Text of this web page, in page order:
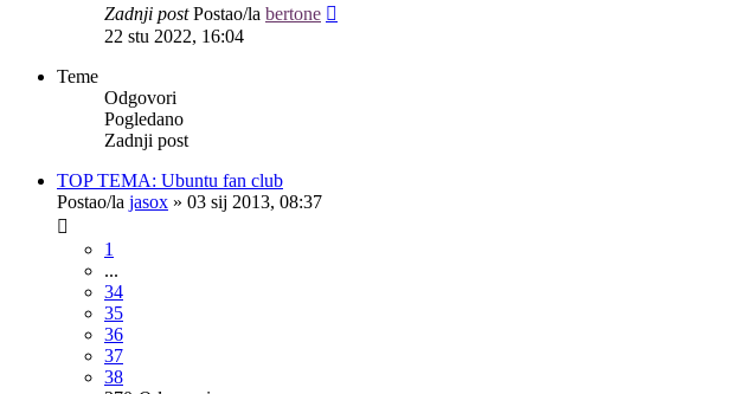
Zadnji postPostao/la bertone
22 stu 2022, 16:04
Teme
Odgovori
Pogledano
Zadnji post
TOP TEMA: Ubuntu fan club
Postao/la jasox » 03 sij 2013, 08:37
1
...
34
35
36
37
38